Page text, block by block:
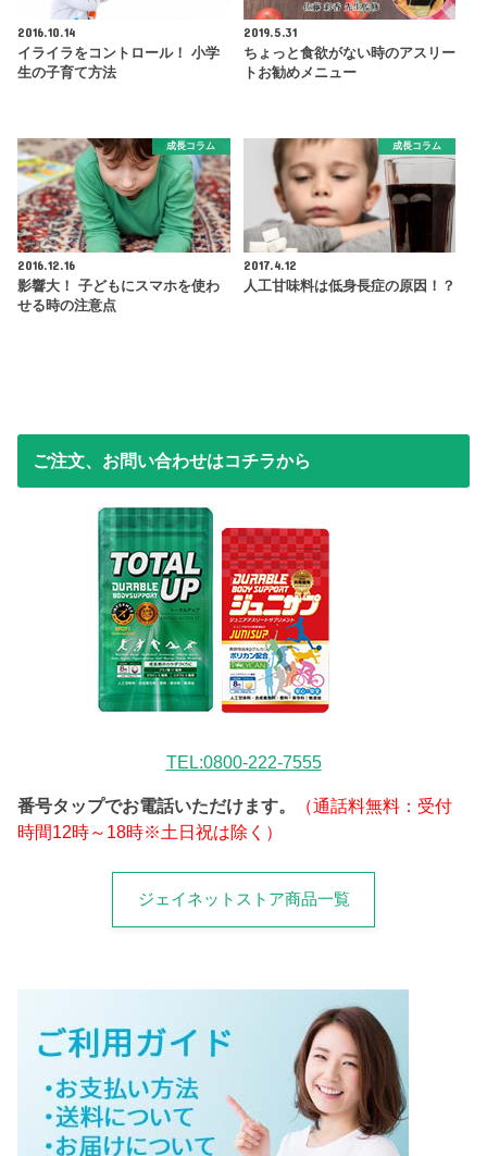
2016.10.14
イライラをコントロール！ 小学
生の子育て方法
2019.5.31
ちょっと食欲がない時のアスリー
トお勧めメニュー
成長コラム
2016.12.16
影響大！ 子どもにスマホを使わ
せる時の注意点
成長コラム
2017.4.12
人工甘味料は低身長症の原因！？
ご注文、お問い合わせはコチラから
TEL:0800-222-7555
番号タップでお電話いただけます。
（通話料無料：受付
時間12時～18時※土日祝は除く）
ジェイネットストア商品一覧